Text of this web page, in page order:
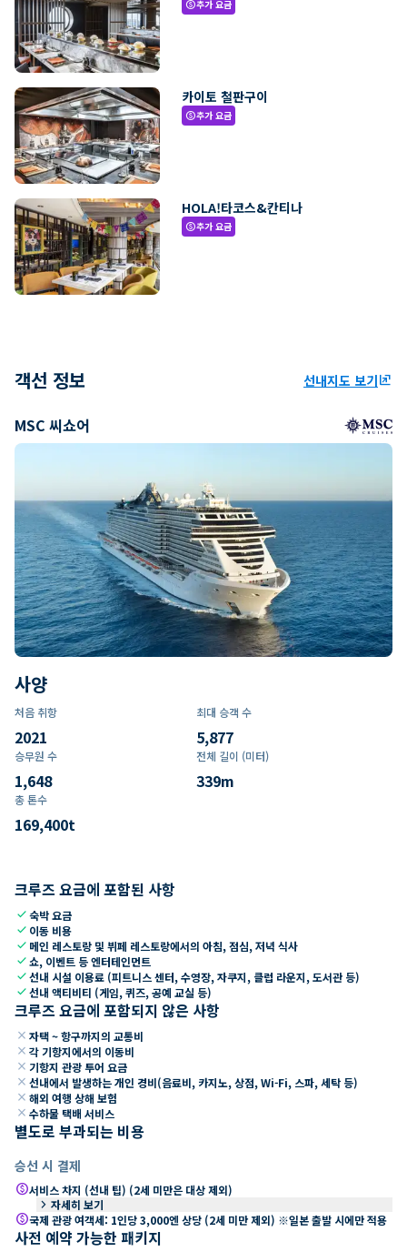
paid추가 요금
카이토 철판구이
paid추가 요금
HOLA!타코스&칸티나
paid추가 요금
객선 정보 선내지도 보기ungroup
MSC 씨쇼어
사양
처음 취항
2021
최대 승객 수
5,877
승무원 수
1,648
전체 길이 (미터)
339m
총 톤수
169,400t
크루즈 요금에 포함된 사항
check숙박 요금
check 이동 비용
check 메인 레스토랑 및 뷔페 레스토랑에서의 아침, 점심, 저녁 식사
check쇼, 이벤트 등 엔터테인먼트
check선내 시설 이용료 (피트니스 센터, 수영장, 자쿠지, 클럽 라운지, 도서관 등)
check선내 액티비티 (게임, 퀴즈, 공예 교실 등)
크루즈 요금에 포함되지 않은 사항
close 자택 ~ 항구까지의 교통비
close 각 기항지에서의 이동비
close 기항지 관광 투어 요금
close 선내에서 발생하는 개인 경비(음료비, 카지노, 상점, Wi-Fi, 스파, 세탁 등)
close 해외 여행 상해 보험
close 수하물 택배 서비스
별도로 부과되는 비용
승선 시 결제
paid서비스 차지 (선내 팁) (2세 미만은 대상 제외)
keyboard_arrow_right 자세히 보기
paid국제 관광 여객세: 1인당 3,000엔 상당 (2세 미만 제외) ※일본 출발 시에만 적용
사전 예약 가능한 패키지